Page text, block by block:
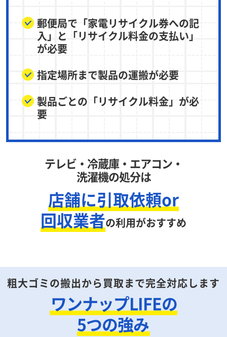
郵便局で「家電リサイクル券への記
入」と「リサイクル料金の支払い」
が必要
指定場所まで製品の運搬が必要
製品ごとの「リサイクル料金」が必
要
テレビ・冷蔵庫・エアコン・
洗濯機の処分は
店舗に引取依頼or
回収業者の利用がおすすめ
粗大ゴミの搬出から買取まで完全対応します
ワンナップLIFEの
5つの強み